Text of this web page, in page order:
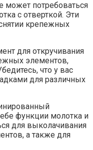
может потребоваться
с отверткой.​ Эти
крепежных
для откручивания
элементов,
что у вас
для различных
функции молотка и
для выколачивания
а также для